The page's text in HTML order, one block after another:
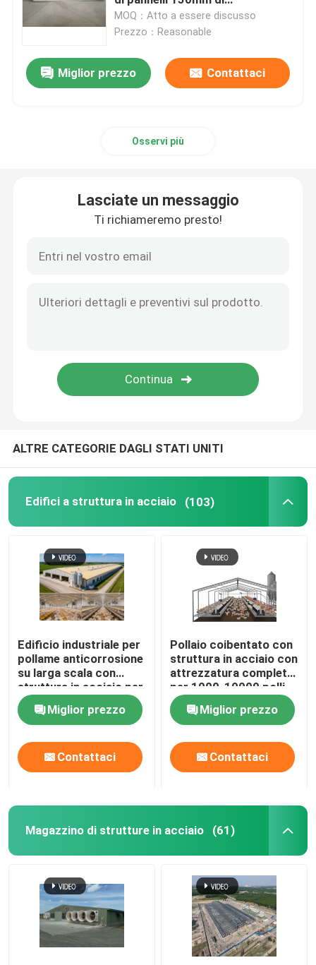
pannelli sandwich isolati
Magazzino d'acciaio prefabbricato
conservazione frigorifera
MOQ：Atto a essere discusso
Prezzo：Reasonable
Miglior prezzo Contattaci
Osservi più
Lasciate un messaggio
Ti richiameremo presto!
ALTRE CATEGORIE DAGLI STATI UNITI
Edifici a struttura in acciaio (103)
Edificio industriale per
pollame anticorrosione
su larga scala con
struttura in acciaio per
pollame per 200000
polli da carne
Miglior prezzo
Contattaci
Pollaio coibentato con
struttura in acciaio con
attrezzatura completa
per 1000-10000 polli
Miglior prezzo
Contattaci
Magazzino di strutture in acciaio (61)